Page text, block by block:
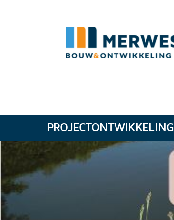
PROJECTONTWIKKELING